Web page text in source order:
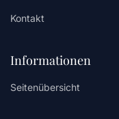
Kontakt
Informationen
Seitenübersicht